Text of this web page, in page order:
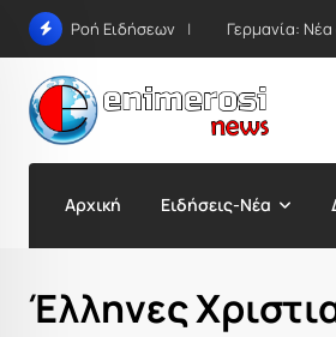
Skip
content
Ροή Ειδήσεων Γερμανία:
Αρχική Ειδήσεις-Νέα
Έλληνες